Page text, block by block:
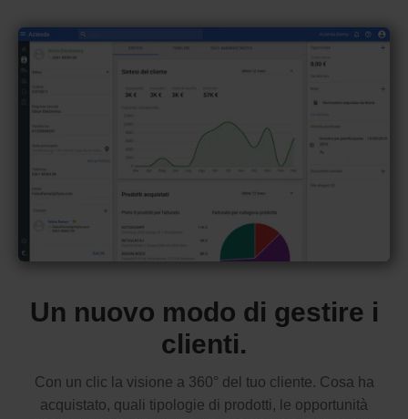
Un nuovo modo di gestire i
clienti.
Con un clic la visione a 360° del tuo cliente. Cosa ha
acquistato, quali tipologie di prodotti, le opportunità